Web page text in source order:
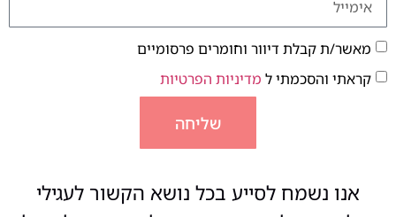
מאשר/ת קבלת דיוור וחומרים פרסומיים
קראתי והסכמתי ל מדיניות הפרטיות
שליחה
אנו נשמח לסייע בכל נושא הקשור לעגילי